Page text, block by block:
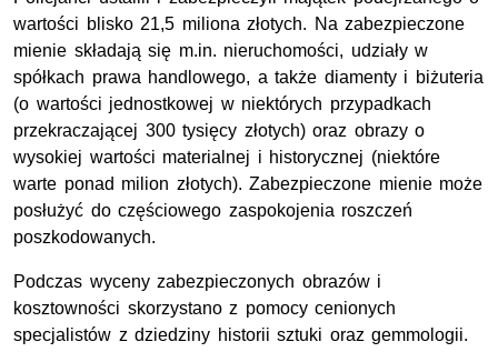
wartości blisko 21,5 miliona złotych. Na zabezpieczone
mienie składają się m.in. nieruchomości, udziały w
spółkach prawa handlowego, a także diamenty i biżuteria
(o wartości jednostkowej w niektórych przypadkach
przekraczającej 300 tysięcy złotych) oraz obrazy o
wysokiej wartości materialnej i historycznej (niektóre
warte ponad milion złotych). Zabezpieczone mienie może
posłużyć do częściowego zaspokojenia roszczeń
poszkodowanych.
Podczas wyceny zabezpieczonych obrazów i
kosztowności skorzystano z pomocy cenionych
specjalistów z dziedziny historii sztuki oraz gemmologii.